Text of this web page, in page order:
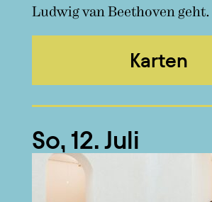
Karten
Ludwig van Beethoven geht.
So, 12. Juli